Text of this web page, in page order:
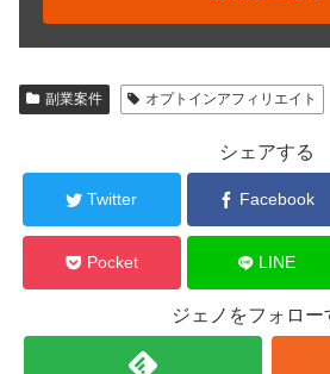
副業案件 オプトインアフィリエイト
シェアする
Twitter Facebook
Pocket LINE
ジェノをフォロー